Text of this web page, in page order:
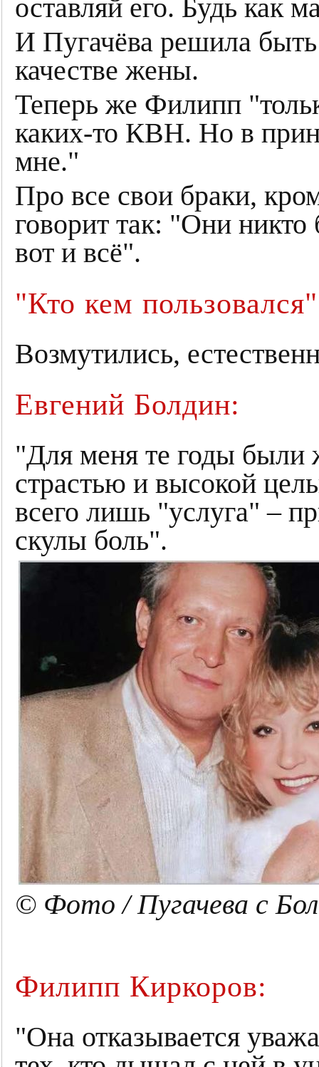
оставляй его. Будь как
И Пугачёва решила
качестве жены.
Теперь же Филипп
каких-то КВН. Но в
мне."
Про все свои браки,
говорит так: "Они
вот и всё".
"Кто кем
Возмутились,
Евгений Болдин:
"Для меня те годы были
страстью и высокой
всего лишь "услуга" –
скулы боль".
© Фото / Пугачева с
Филипп Киркоров:
"Она отказывается